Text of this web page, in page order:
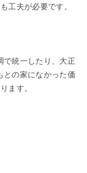
工夫が必要です。
で統一したり、大正
との家になかった価
ます。